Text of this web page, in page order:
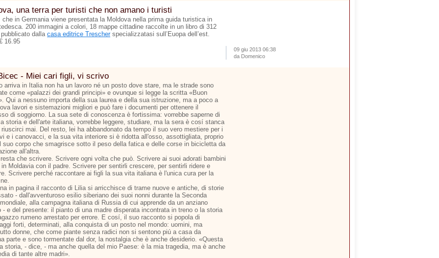
una terra per turisti che non amano i turisti
che in Germania viene presentata la Moldova nella prima guida turistica in
200 immagini a colori, 18 mappe cittadine raccolte in un libro di 312
dalla casa editrice Trescherspecializzatasi sull’Euopa dell’est.
16.95
09 giu 2013 06:38
da Domenico
- Miei cari figli, vi scrivo
arriva in Italia non ha un lavoro né un posto dove stare, ma le strade sono
come «palazzi dei grandi principi» e ovunque si legge la scritta «Buon
Qui a nessuno importa della sua laurea e della sua istruzione, ma a poco a
lavori e sistemazioni migliori e può fare i documenti per ottenere il
di soggiorno. La sua sete di conoscenza è fortissima: vorrebbe saperne di
storia e dell'arte italiana, vorrebbe leggere, studiare, ma la sera è cosí stanca
riuscirci mai. Del resto, lei ha abbandonato da tempo il suo vero mestiere per i
e i canovacci, e la sua vita interiore si è ridotta all'osso, assottigliata, proprio
suo corpo che smagrisce sotto il peso della fatica e delle corse in bicicletta da
all'altra.
che scrivere. Scrivere ogni volta che può. Scrivere ai suoi adorati bambini
Moldavia con il padre. Scrivere per sentirli crescere, per sentirli ridere e
Scrivere perché raccontare ai figli la sua vita italiana è l'unica cura per la
in pagina il racconto di Lilia si arricchisce di trame nuove e antiche, di storie
- dall'avventuroso esilio siberiano dei suoi nonni durante la Seconda
alla campagna italiana di Russia di cui apprende da un anziano
- e del presente: il pianto di una madre disperata incontrata in treno o la storia
rumeno arrestato per errore. E cosí, il suo racconto si popola di
forti, determinati, alla conquista di un posto nel mondo: uomini, ma
donne, che come piante senza radici non si sentono piú a casa da
parte e sono tormentate dal dor, la nostalgia che è anche desiderio. «Questa
storia, - dice, - ma anche quella del mio Paese: è la mia tragedia, ma è anche
di tante altre madri».